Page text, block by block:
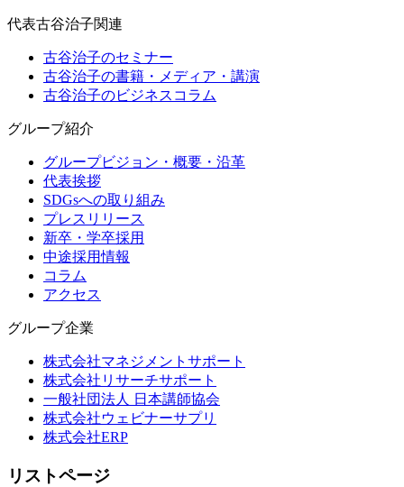
代表古谷治子関連
古谷治子のセミナー
古谷治子の書籍・メディア・講演
古谷治子のビジネスコラム
グループ紹介
グループビジョン・概要・沿革
代表挨拶
SDGsへの取り組み
プレスリリース
新卒・学卒採用
中途採用情報
コラム
アクセス
グループ企業
株式会社マネジメントサポート
株式会社リサーチサポート
一般社団法人 日本講師協会
株式会社ウェビナーサプリ
株式会社ERP
リストページ